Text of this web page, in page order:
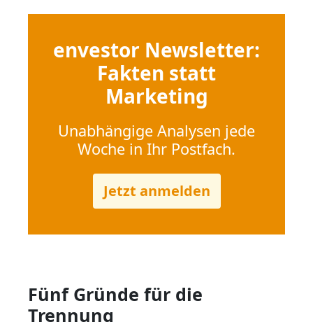
envestor Newsletter:
Fakten statt
Marketing
Unabhängige Analysen jede
Woche in Ihr Postfach.
Jetzt anmelden
Fünf Gründe für die
Trennung